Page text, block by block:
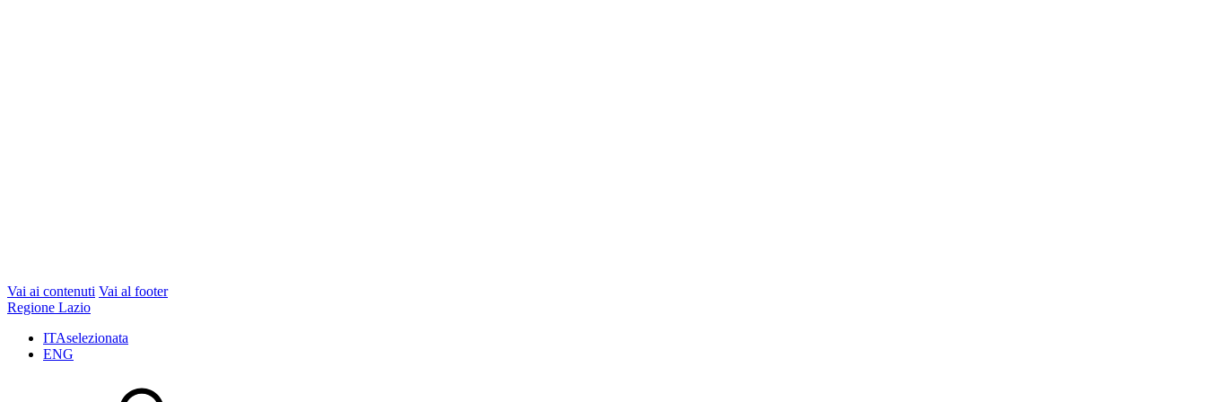
Vai ai contenuti Vai al footer
Regione Lazio
ITAselezionata
ENG